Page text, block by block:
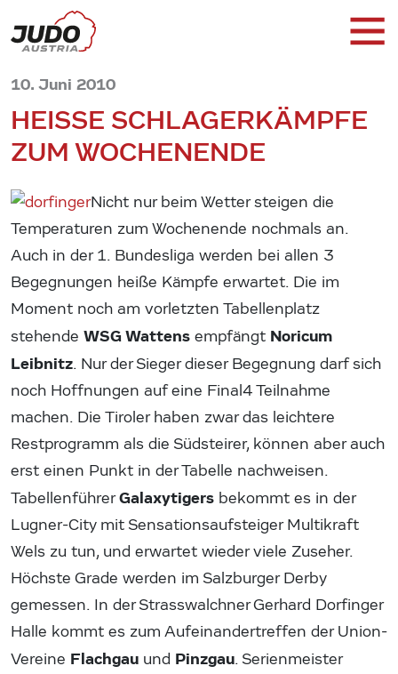
10. Juni 2010
HEISSE SCHLAGERKÄMPFE Z
UM WOCHENENDE
Nicht nur beim Wetter steigen die
Temperaturen zum Wochenende nochmals an.
Auch in der 1. Bundesliga werden bei allen 3
Begegnungen heiße Kämpfe erwartet. Die im
Moment noch am vorletzten Tabellenplatz
stehende WSG Wattens empfängt Noricum
Leibnitz. Nur der Sieger dieser Begegnung darf sich
noch Hoffnungen auf eine Final4 Teilnahme
machen. Die Tiroler haben zwar das leichtere
Restprogramm als die Südsteirer, können aber auch
erst einen Punkt in der Tabelle nachweisen.
TabellenführerGalaxytigers bekommt es in der
Lugner-City mit Sensationsaufsteiger Multikraft
Wels zu tun, und erwartet wieder viele Zuseher.
Höchste Grade werden im Salzburger Derby
gemessen. In der Strasswalchner Gerhard Dorfinger
Halle kommt es zum Aufeinandertreffen der Union-
Vereine Flachgau und Pinzgau. Serienmeister